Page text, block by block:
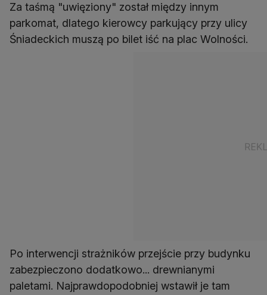
Za taśmą "uwięziony" został między innym
parkomat, dlatego kierowcy parkujący przy ulicy
Śniadeckich muszą po bilet iść na plac Wolności.
Po interwencji strażników przejście przy budynku
zabezpieczono dodatkowo... drewnianymi
paletami. Najprawdopodobniej wstawił je tam